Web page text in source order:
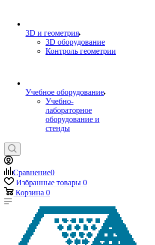
3D и геометрия
3D оборудование
Контроль геометрии
Учебное оборудование
Учебно-
лабораторное
оборудование и
стенды
Сравнение0
Избранные товары 0
Корзина 0